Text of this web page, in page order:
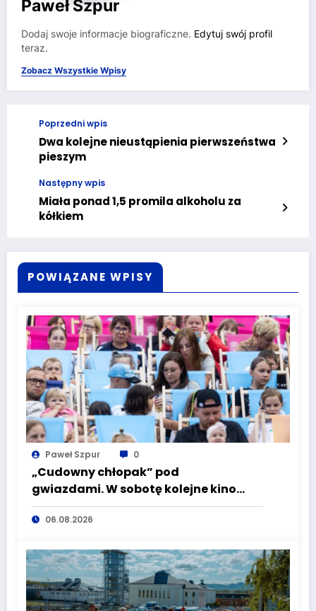
Paweł Szpur
Dodaj swoje informacje biograficzne. Edytuj swój profil
teraz.
Zobacz Wszystkie Wpisy
Poprzedni wpis
Dwa kolejne nieustąpienia pierwszeństwa
pieszym
Następny wpis
Miała ponad 1,5 promila alkoholu za
kółkiem
POWIĄZANE WPISY
Paweł Szpur 0
„Cudowny chłopak” pod
gwiazdami. W sobotę kolejne kino
plenerowe w Aqua Zdroju
06.08.2026